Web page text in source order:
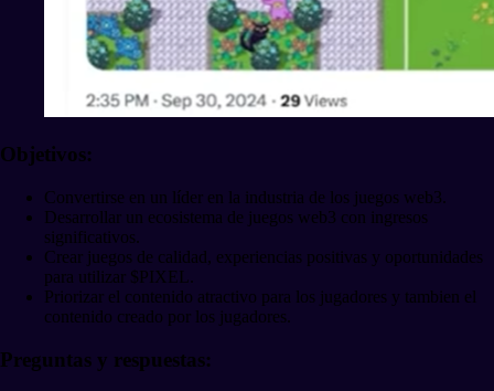
Objetivos:
Convertirse en un líder en la industria de los juegos web3.
Desarrollar un ecosistema de juegos web3 con ingresos
significativos.
Crear juegos de calidad, experiencias positivas y oportunidades
para utilizar $PIXEL.
Priorizar el contenido atractivo para los jugadores y tambien el
contenido creado por los jugadores.
Preguntas y respuestas: